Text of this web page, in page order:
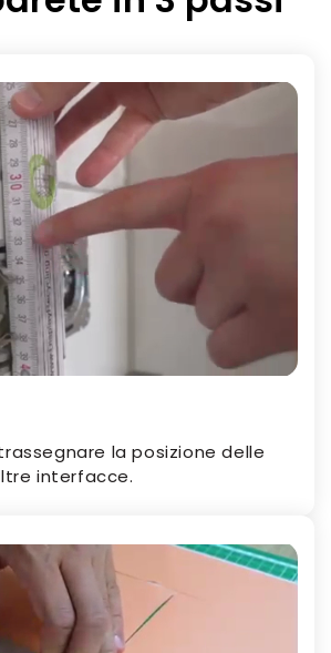
la posizione delle
interfacce.